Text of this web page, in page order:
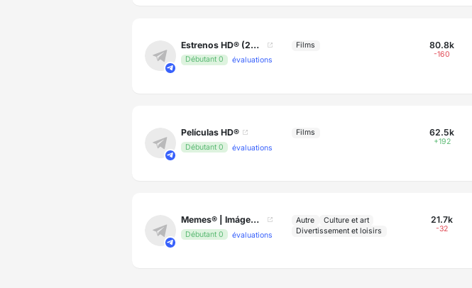
Estrenos HD® (2025)
Débutant 0 évaluations
Films 80.8k
-160
Películas HD®
Débutant 0 évaluations
Films 62.5k
+192
Memes® | Imágenes y Videos Graciosos
Débutant 0 évaluations
Autre
Culture et art
Divertissement et loisirs
21.7k
-32